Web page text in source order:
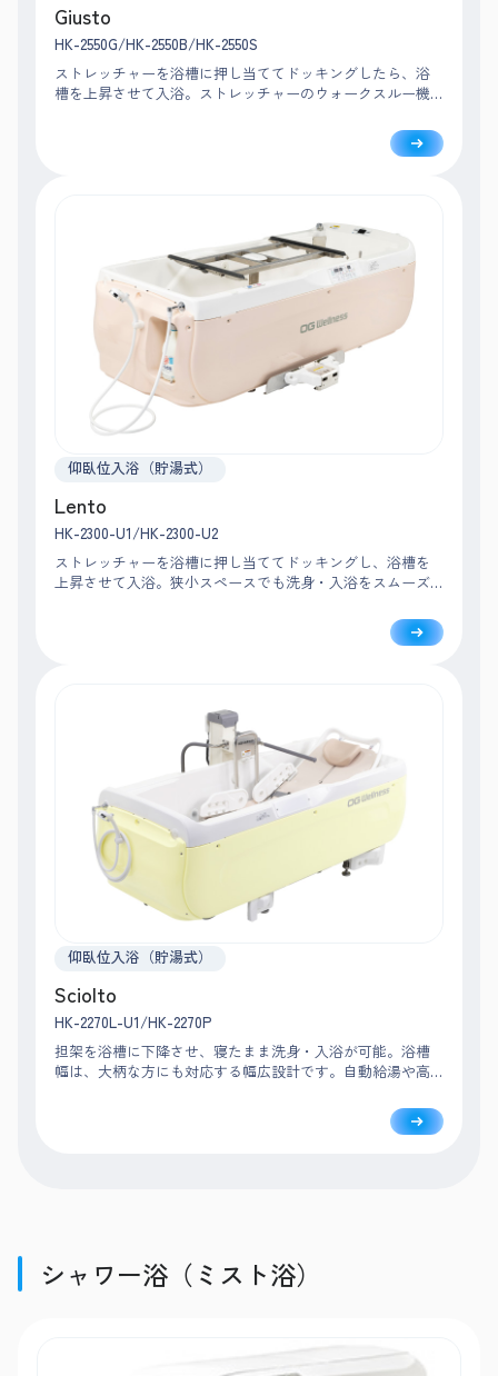
Giusto
HK-2550G/HK-2550B/HK-2550S
ストレッチャーを浴槽に押し当ててドッキングしたら、浴
槽を上昇させて入浴。ストレッチャーのウォークスルー機
入浴者の近くで安心・安全に介助できます。※RA-2550のみ
仰臥位入浴（貯湯式）
Lento
HK-2300-U1/HK-2300-U2
ストレッチャーを浴槽に押し当ててドッキングし、浴槽を
上昇させて入浴。狭小スペースでも洗身・入浴をスムーズ
ンプルな機能で安心・安全な介助をサポートします。
仰臥位入浴（貯湯式）
Sciolto
HK-2270L-U1/HK-2270P
担架を浴槽に下降させ、寝たまま洗身・入浴が可能。浴槽
幅は、大柄な方にも対応する幅広設計です。自動給湯や高
シャワー浴（ミスト浴）